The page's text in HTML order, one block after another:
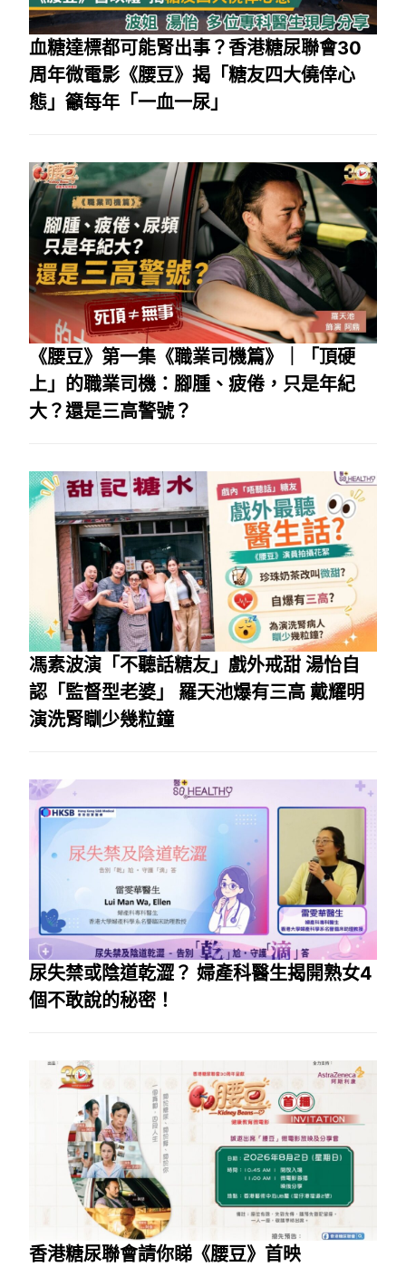
血糖達標都可能腎出事？香港糖尿聯會30
周年微電影《腰豆》揭「糖友四大僥倖心
態」籲每年「一血一尿」
《腰豆》第一集《職業司機篇》｜「頂硬
上」的職業司機：腳腫、疲倦，只是年紀
大？還是三高警號？
馮素波演「不聽話糖友」戲外戒甜 湯怡自
認「監督型老婆」 羅天池爆有三高 戴耀明
演洗腎瞓少幾粒鐘
尿失禁或陰道乾澀？ 婦產科醫生揭開熟女4
個不敢說的秘密！
香港糖尿聯會請你睇《腰豆》首映